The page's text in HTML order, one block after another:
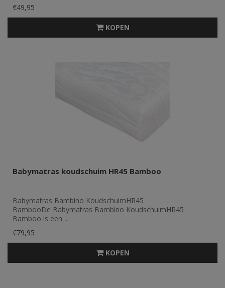
€49,95
KOPEN
Babymatras koudschuim HR45 Bamboo
Babymatras Bambino KoudschuimHR45
BambooDe Babymatras Bambino KoudschuimHR45
Bamboo is een ..
€79,95
KOPEN